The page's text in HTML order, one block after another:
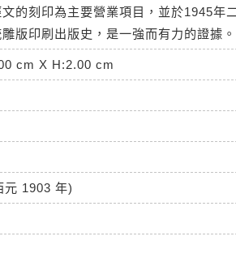
的刻印為主要營業項目，並於1945年
版印刷出版史，是一強而有力的證據。
cm X H:2.00 cm
元 1903 年)